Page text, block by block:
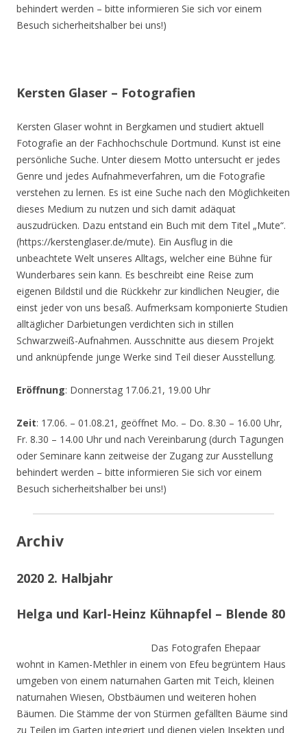
behindert werden – bitte informieren Sie sich vor einem
Besuch sicherheitshalber bei uns!)
Kersten Glaser – Fotografien
Kersten Glaser wohnt in Bergkamen und studiert aktuell
Fotografie an der Fachhochschule Dortmund. Kunst ist eine
persönliche Suche. Unter diesem Motto untersucht er jedes
Genre und jedes Aufnahmeverfahren, um die Fotografie
verstehen zu lernen. Es ist eine Suche nach den Möglichkeiten
dieses Medium zu nutzen und sich damit adäquat
auszudrücken. Dazu entstand ein Buch mit dem Titel „Mute“.
(https://kerstenglaser.de/mute). Ein Ausflug in die
unbeachtete Welt unseres Alltags, welcher eine Bühne für
Wunderbares sein kann. Es beschreibt eine Reise zum
eigenen Bildstil und die Rückkehr zur kindlichen Neugier, die
einst jeder von uns besaß. Aufmerksam komponierte Studien
alltäglicher Darbietungen verdichten sich in stillen
Schwarzweiß-Aufnahmen. Ausschnitte aus diesem Projekt
und anknüpfende junge Werke sind Teil dieser Ausstellung.
Eröffnung: Donnerstag 17.06.21, 19.00 Uhr
Zeit: 17.06. – 01.08.21, geöffnet Mo. – Do. 8.30 – 16.00 Uhr,
Fr. 8.30 – 14.00 Uhr und nach Vereinbarung (durch Tagungen
oder Seminare kann zeitweise der Zugang zur Ausstellung
behindert werden – bitte informieren Sie sich vor einem
Besuch sicherheitshalber bei uns!)
Archiv
2020 2. Halbjahr
Helga und Karl-Heinz Kühnapfel – Blende 80
Das Fotografen Ehepaar
wohnt in Kamen-Methler in einem von Efeu begrüntem Haus
umgeben von einem naturnahen Garten mit Teich, kleinen
naturnahen Wiesen, Obstbäumen und weiteren hohen
Bäumen. Die Stämme der von Stürmen gefällten Bäume sind
zu Teilen im Garten integriert und dienen vielen Insekten und